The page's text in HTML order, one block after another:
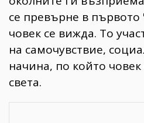
се превърне в първото
човек се вижда. То
на самочувствие,
начина, по който
света.